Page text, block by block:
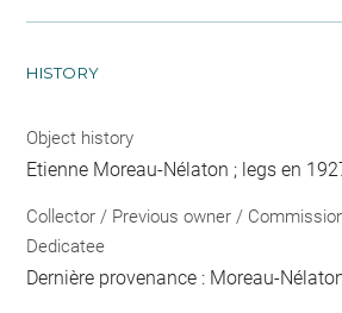
HISTORY
Object history
Etienne Moreau-Nélaton ; legs en
Collector / Previous owner /
Dedicatee
Dernière provenance : Moreau-